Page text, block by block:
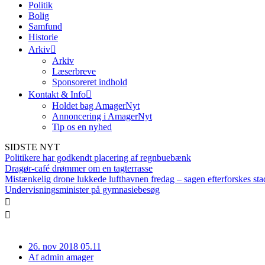
Politik
Bolig
Samfund
Historie
Arkiv
Arkiv
Læserbreve
Sponsoreret indhold
Kontakt & Info
Holdet bag AmagerNyt
Annoncering i AmagerNyt
Tip os en nyhed
SIDSTE NYT
Politikere har godkendt placering af regnbuebænk
Dragør-café drømmer om en tagterrasse
Mistænkelig drone lukkede lufthavnen fredag – sagen efterforskes
Undervisningsminister på gymnasiebesøg
26. nov 2018 05.11
Afadmin amager